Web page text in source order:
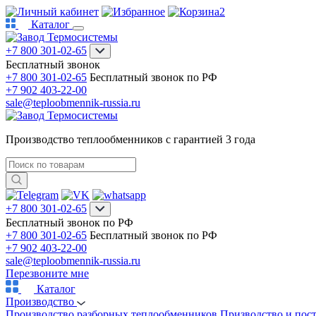
2
Каталог
+7 800 301-02-65
Бесплатный звонок
+7 800 301-02-65 Бесплатный звонок по РФ
+7 902 403-22-00
sale@teploobmennik-russia.ru
Производство теплообменников с гарантией 3 года
+7 800 301-02-65
Бесплатный звонок по РФ
+7 800 301-02-65 Бесплатный звонок по РФ
+7 902 403-22-00
sale@teploobmennik-russia.ru
Перезвоните мне
Каталог
Производство